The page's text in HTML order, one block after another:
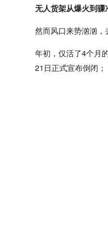
无人货架从爆火到骤
然而风口来势汹汹
年初，仅活了4个月
21日正式宣布倒闭；